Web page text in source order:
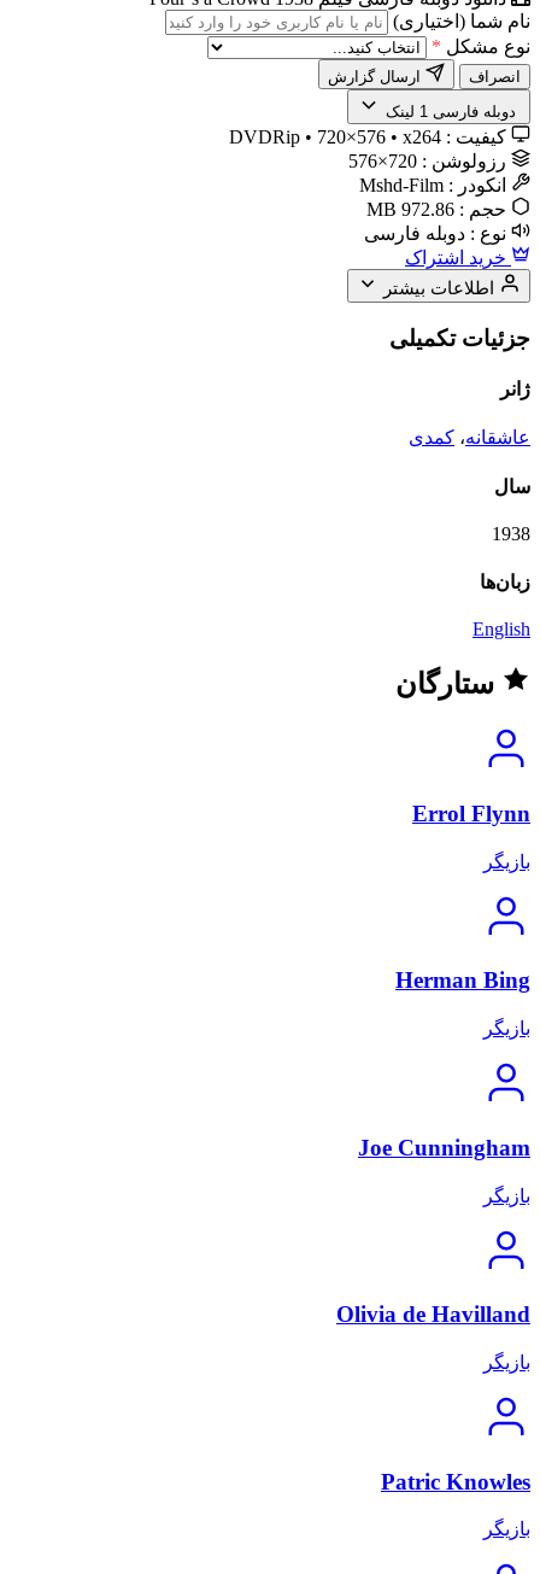
نام شما (اختیاری)
نوع مشکل *
انصراف
️ دوبله فارسی 1 لینک
کیفیت : DVDRip • 720×576 • x264
رزولوشن : 720×576
انکودر : Mshd-Film
حجم : 972.86 MB
نوع : دوبله فارسی
خرید اشتراک
اطلاعات بیشتر
جزئیات تکمیلی
ژانر
عاشقانه، کمدی
سال
1938
زبان‌ها
English
ستارگان
Errol Flynn
بازیگر
Herman Bing
بازیگر
Joe Cunningham
بازیگر
Olivia de Havilland
بازیگر
Patric Knowles
بازیگر